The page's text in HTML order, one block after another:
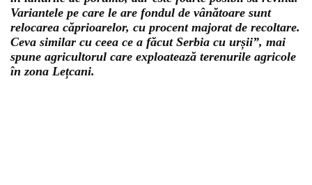
Variantele pe care le are fondul de vânătoare sunt
relocarea căprioarelor, cu procent majorat de recoltare.
Ceva similar cu ceea ce a făcut Serbia cu urșii”, mai
spune agricultorul care exploatează terenurile agricole
în zona Lețcani.